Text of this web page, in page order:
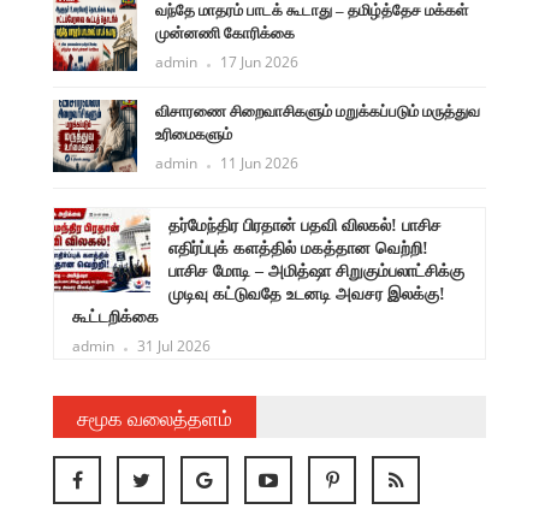
வந்தே மாதரம் பாடக் கூடாது – தமிழ்த்தேச மக்கள்
முன்னணி கோரிக்கை
admin 17 Jun 2026
விசாரணை சிறைவாசிகளும் மறுக்கப்படும் மருத்துவ
உரிமைகளும்
admin 11 Jun 2026
தர்மேந்திர பிரதான் பதவி விலகல்! பாசிச
எதிர்ப்புக் களத்தில் மகத்தான வெற்றி!
பாசிச மோடி – அமித்ஷா சிறுகும்பலாட்சிக்கு
முடிவு கட்டுவதே உடனடி அவசர இலக்கு!
கூட்டறிக்கை
admin 31 Jul 2026
சமூக வலைத்தளம்